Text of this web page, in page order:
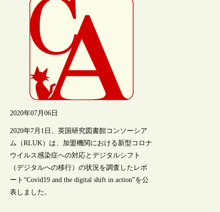
2020年07月06日
2020年7月1日、英国研究図書館コンソーシア
ム（RLUK）は、加盟機関における新型コロナ
ウイルス感染症への対応とデジタルシフト
（デジタルへの移行）の状況を調査したレポ
ート“Covid19 and the digital shift in action”を公
表しました。